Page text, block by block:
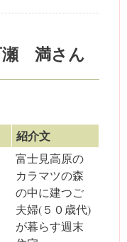
瀬 満さん
紹介文
富士見高原の
カラマツの森
の中に建つご
夫婦(５０歳代)
が暮らす週末